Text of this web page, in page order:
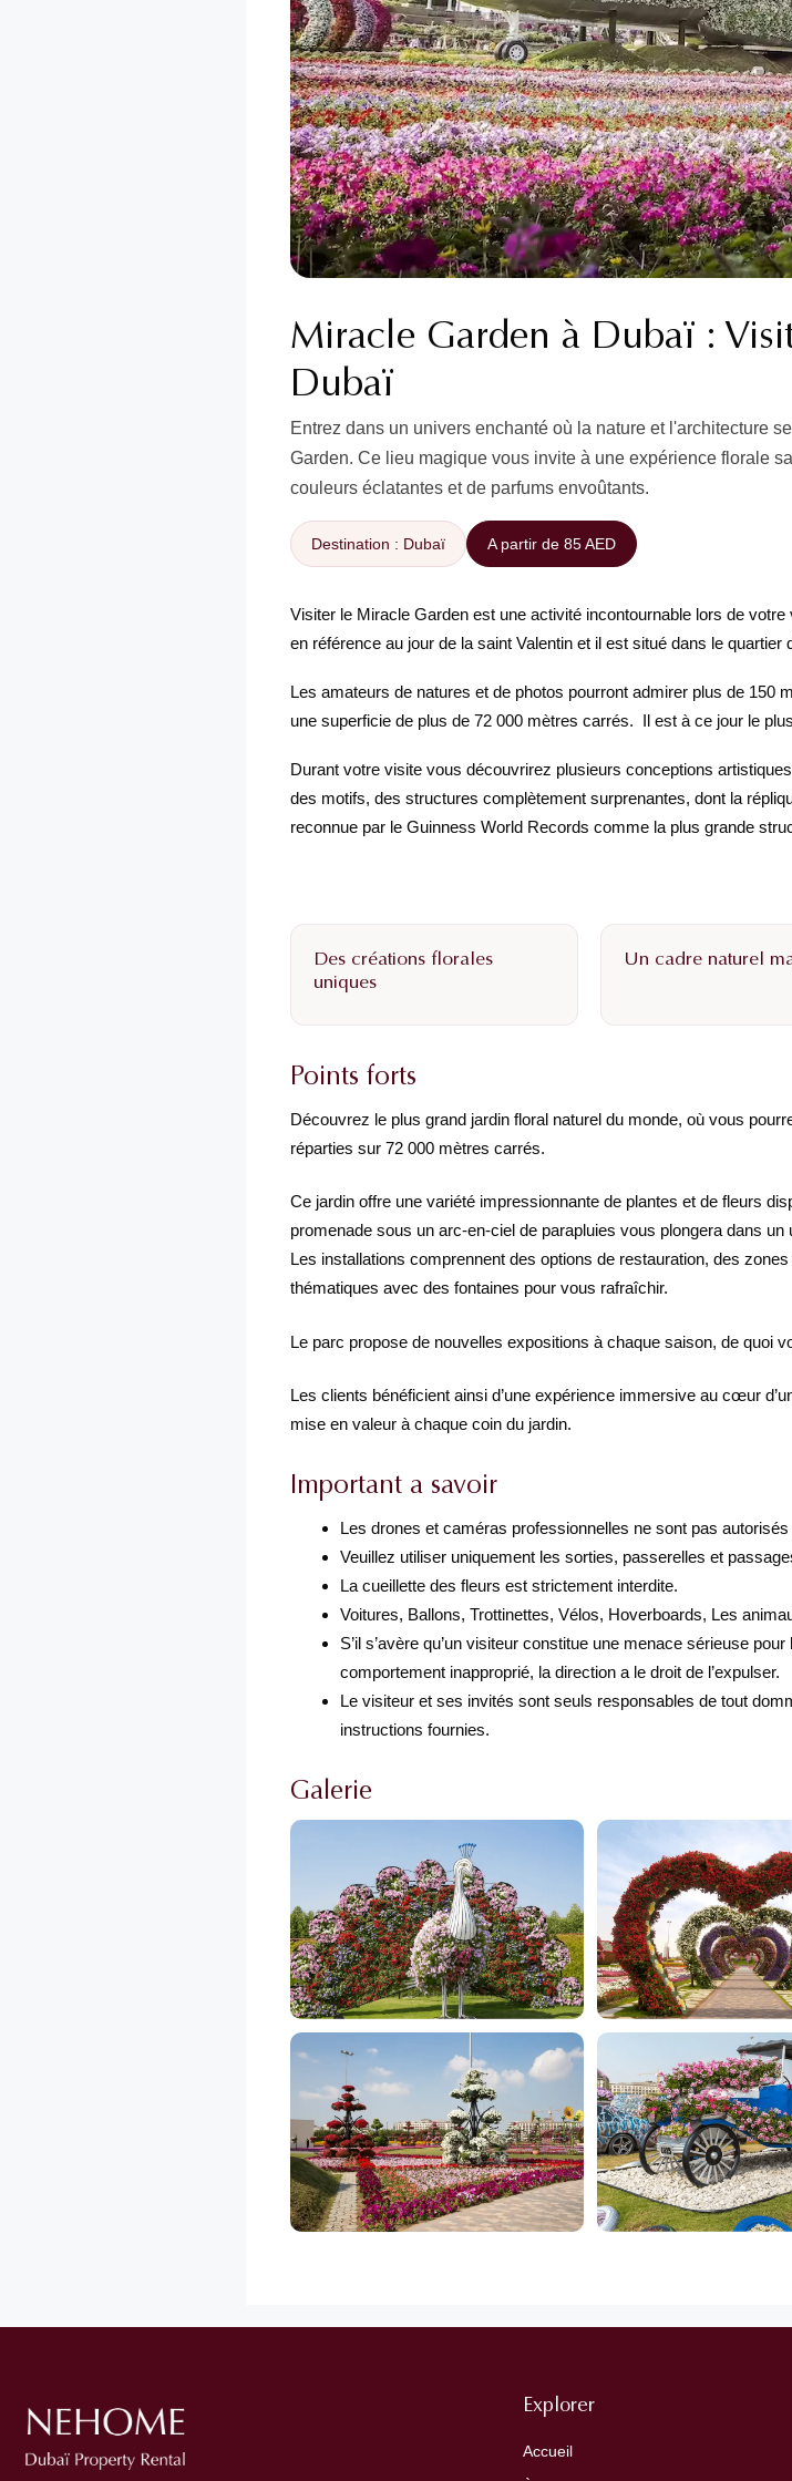
Miracle Garden à Dubaï :
Dubaï
Entrez dans un univers enchanté où la nature et l'architecture
Garden. Ce lieu magique vous invite à une expérience florale
couleurs éclatantes et de parfums envoûtants.
Destination : Dubaï A partir de 85 AED
Visiter le Miracle Garden est une activité incontournable lors de
en référence au jour de la saint Valentin et il est situé dans le quartier
Les amateurs de natures et de photos pourront admirer plus de 150
une superficie de plus de 72 000 mètres carrés. Il est à ce jour le
Durant votre visite vous découvrirez plusieurs conceptions
des motifs, des structures complètement surprenantes, dont la
reconnue par le Guinness World Records comme la plus grande
Des créations florales
uniques
Un cadre naturel
Points forts
Découvrez le plus grand jardin floral naturel du monde, où vous
réparties sur 72 000 mètres carrés.
Ce jardin offre une variété impressionnante de plantes et de fleurs
promenade sous un arc-en-ciel de parapluies vous plongera dans un
Les installations comprennent des options de restauration, des
thématiques avec des fontaines pour vous rafraîchir.
Le parc propose de nouvelles expositions à chaque saison, de quoi
Les clients bénéficient ainsi d’une expérience immersive au cœur
mise en valeur à chaque coin du jardin.
Important a savoir
Les drones et caméras professionnelles ne sont pas autorisés
Veuillez utiliser uniquement les sorties, passerelles et
La cueillette des fleurs est strictement interdite.
Voitures, Ballons, Trottinettes, Vélos, Hoverboards, Les
S’il s’avère qu’un visiteur constitue une menace sérieuse
comportement inapproprié, la direction a le droit de l’expulser.
Le visiteur et ses invités sont seuls responsables de tout
instructions fournies.
Galerie
Explorer
Accueil